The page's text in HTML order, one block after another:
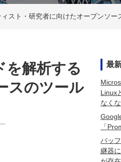
スト・研究者に向けたオープンソー
を解析する
スのツール
最
Linux
なく
「
バッ
継器